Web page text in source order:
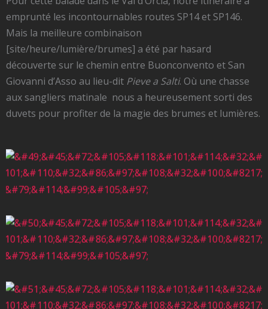
emprunté les incontournables routes SP14 et SP146.
Mais la meilleure combinaison
[site/heure/lumière/brumes] a été par hasard
découverte sur le chemin entre Buonconvento et San
Giovanni d’Asso au lieu-dit Pieve a Salti. Où une chasse
aux sangliers matinale nous a heureusement sorti des
duvets pour profiter de la magie des brumes et lumières.